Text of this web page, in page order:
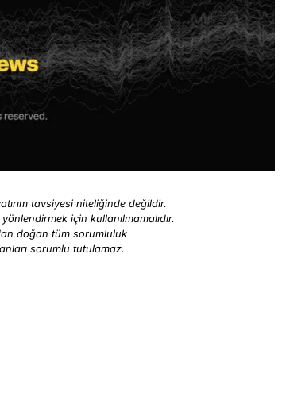
tavsiyesi niteliğinde değildir.
için kullanılmamalıdır.
doğan tüm sorumluluk
sorumlu tutulamaz.